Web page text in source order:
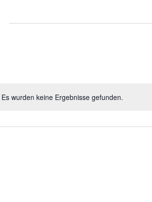
Es wurden keine Ergebnisse gefunden.